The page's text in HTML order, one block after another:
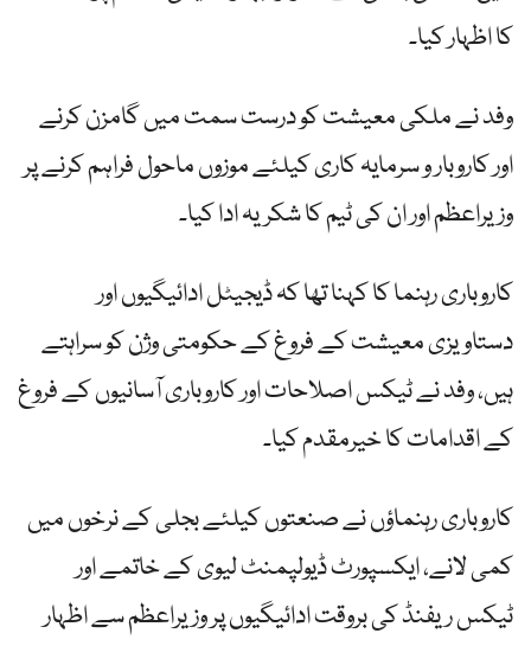
کا اظہار کیا۔
وفد نے ملکی معیشت کو درست سمت میں گامزن کرنے
اور کاروبار و سرمایہ کاری کیلئے موزوں ماحول فراہم کرنے پر
وزیراعظم اور ان کی ٹیم کا شکریہ ادا کیا۔
کاروباری رہنما کا کہنا تھا کہ ڈیجیٹل ادائیگیوں اور
دستاویزی معیشت کے فروغ کے حکومتی وژن کو سراہتے
ہیں، وفد نے ٹیکس اصلاحات اور کاروباری آسانیوں کے فروغ
کے اقدامات کا خیرمقدم کیا۔
کاروباری رہنماؤں نے صنعتوں کیلئے بجلی کے نرخوں میں
کمی لانے، ایکسپورٹ ڈیولپمنٹ لیوی کے خاتمے اور
ٹیکس ریفنڈ کی بروقت ادائیگیوں پر وزیراعظم سے اظہار